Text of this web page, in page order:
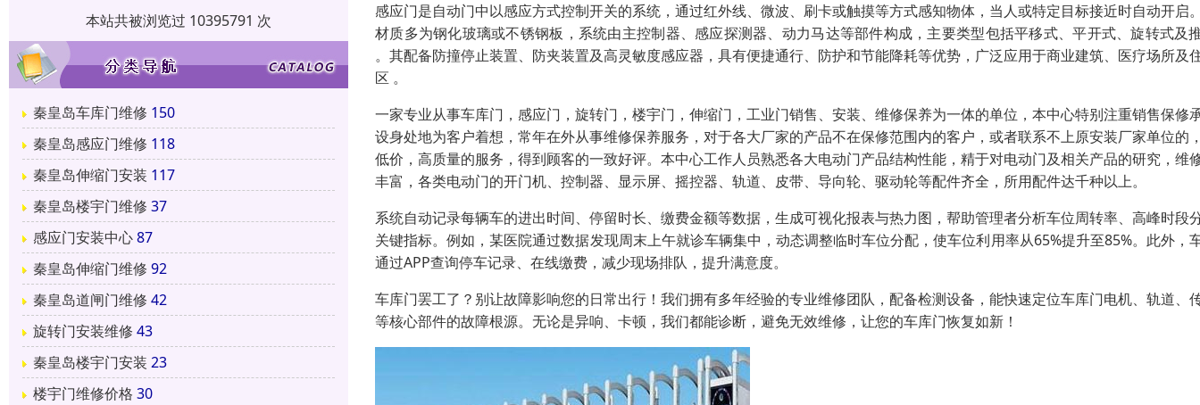
本站共被浏览过 10395791 次
秦皇岛车库门维修 150
秦皇岛感应门维修 118
秦皇岛伸缩门安装 117
秦皇岛楼宇门维修 37
感应门安装中心87
秦皇岛伸缩门维修 92
秦皇岛道闸门维修 42
旋转门安装维修 43
秦皇岛楼宇门安装 23
楼宇门维修价格 30
感应门是自动门中以感应方式控制开关的系统，通过红外线、微波、刷卡或触摸等方式感知物体，当人或特定目标接近时自动开启
材质多为钢化玻璃或不锈钢板，系统由主控制器、感应探测器、动力马达等部件构成，主要类型包括平移式、平开式、旋转式及
。其配备防撞停止装置、防夹装置及高灵敏度感应器，具有便捷通行、防护和节能降耗等优势，广泛应用于商业建筑、医疗场所及
区 。
一家专业从事车库门，感应门，旋转门，楼宇门，伸缩门，工业门销售、安装、维修保养为一体的单位，本中心特别注重销售保修
设身处地为客户着想，常年在外从事维修保养服务，对于各大厂家的产品不在保修范围内的客户，或者联系不上原安装厂家单位的
低价，高质量的服务，得到顾客的一致好评。本中心工作人员熟悉各大电动门产品结构性能，精于对电动门及相关产品的研究，维
丰富，各类电动门的开门机、控制器、显示屏、摇控器、轨道、皮带、导向轮、驱动轮等配件齐全，所用配件达千种以上。
系统自动记录每辆车的进出时间、停留时长、缴费金额等数据，生成可视化报表与热力图，帮助管理者分析车位周转率、高峰时段
关键指标。例如，某医院通过数据发现周末上午就诊车辆集中，动态调整临时车位分配，使车位利用率从65%提升至85%。此外，
通过APP查询停车记录、在线缴费，减少现场排队，提升满意度。
车库门罢工了？别让故障影响您的日常出行！我们拥有多年经验的专业维修团队，配备检测设备，能快速定位车库门电机、轨道、
等核心部件的故障根源。无论是异响、卡顿，我们都能诊断，避免无效维修，让您的车库门恢复如新！